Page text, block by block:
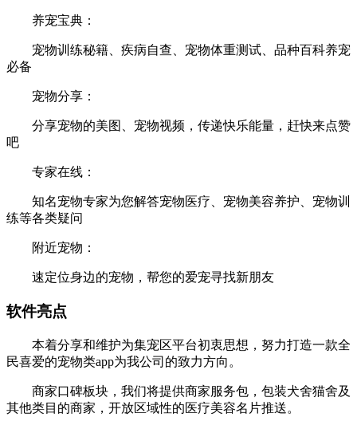
养宠宝典：
宠物训练秘籍、疾病自查、宠物体重测试、品种百科养宠
必备
宠物分享：
分享宠物的美图、宠物视频，传递快乐能量，赶快来点赞
吧
专家在线：
知名宠物专家为您解答宠物医疗、宠物美容养护、宠物训
练等各类疑问
附近宠物：
速定位身边的宠物，帮您的爱宠寻找新朋友
软件亮点
本着分享和维护为集宠区平台初衷思想，努力打造一款全
民喜爱的宠物类app为我公司的致力方向。
商家口碑板块，我们将提供商家服务包，包装犬舍猫舍及
其他类目的商家，开放区域性的医疗美容名片推送。